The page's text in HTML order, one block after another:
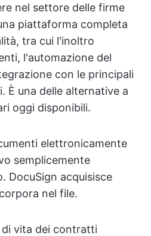
nel settore delle firme
piattaforma completa
tra cui l'inoltro
l'automazione del
con le principali
È una delle alternative a
oggi disponibili.
elettronicamente
semplicemente
DocuSign acquisisce
nel file.
vita dei contratti